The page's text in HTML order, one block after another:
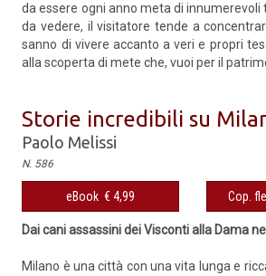
da essere ogni anno meta di
da vedere, il visitatore tende a
sanno di vivere accanto a veri e propri
alla scoperta di mete che, vuoi per il
Storie incredibili su
Paolo Melissi
N. 586
eBook € 4,99 Cop.
Dai cani assassini dei Visconti alla Dama
Milano è una città con una vita lunga e